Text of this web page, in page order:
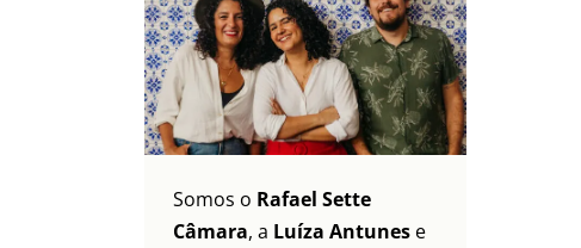
Somos o Rafael Sette
Câmara, a Luíza Antunes e